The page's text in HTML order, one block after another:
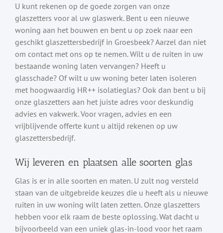
U kunt rekenen op de goede zorgen van onze
glaszetters voor al uw glaswerk. Bent u een nieuwe
woning aan het bouwen en bent u op zoek naar een
geschikt glaszettersbedrijf in Groesbeek? Aarzel dan niet
om contact met ons op te nemen. Wilt u de ruiten in uw
bestaande woning laten vervangen? Heeft u
glasschade? Of wilt u uw woning beter laten isoleren
met hoogwaardig HR++ isolatieglas? Ook dan bent u bij
onze glaszetters aan het juiste adres voor deskundig
advies en vakwerk. Voor vragen, advies en een
vrijblijvende offerte kunt u altijd rekenen op uw
glaszettersbedrijf.
Wij leveren en plaatsen alle soorten glas
Glas is er in alle soorten en maten. U zult nog versteld
staan van de uitgebreide keuzes die u heeft als u nieuwe
ruiten in uw woning wilt laten zetten. Onze glaszetters
hebben voor elk raam de beste oplossing. Wat dacht u
bijvoorbeeld van een uniek glas-in-lood voor het raam